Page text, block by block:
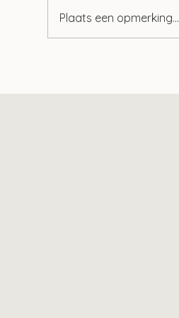
Plaats een opmerking...